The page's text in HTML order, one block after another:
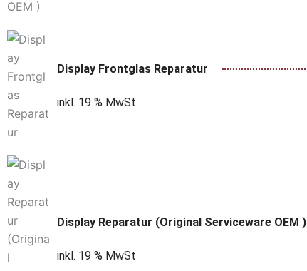
Display Frontglas Reparatur
inkl. 19 % MwSt
Display Reparatur (Original Serviceware OEM )
inkl. 19 % MwSt